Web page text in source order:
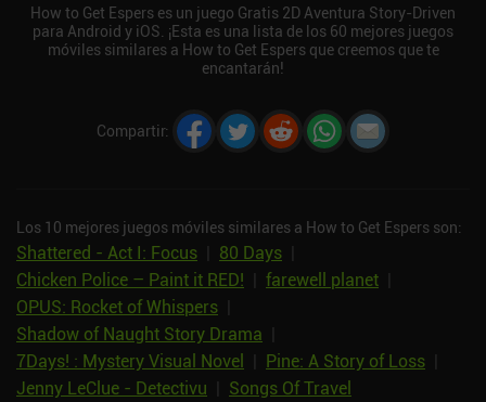
How to Get Espers es un juego Gratis 2D Aventura Story-Driven
para Android y iOS. ¡Esta es una lista de los 60 mejores juegos
móviles similares a How to Get Espers que creemos que te
encantarán!
Compartir:
Los 10 mejores juegos móviles similares a How to Get Espers son:
Shattered - Act I: Focus 80 Days
Chicken Police – Paint it RED!
farewell planet
OPUS: Rocket of Whispers
Shadow of Naught Story Drama
7Days! : Mystery Visual Novel
Pine: A Story of Loss
Jenny LeClue - Detectivu
Songs Of Travel